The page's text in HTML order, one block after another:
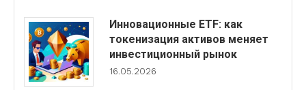
Инновационные ETF: как
токенизация активов меняет
инвестиционный рынок
16.05.2026